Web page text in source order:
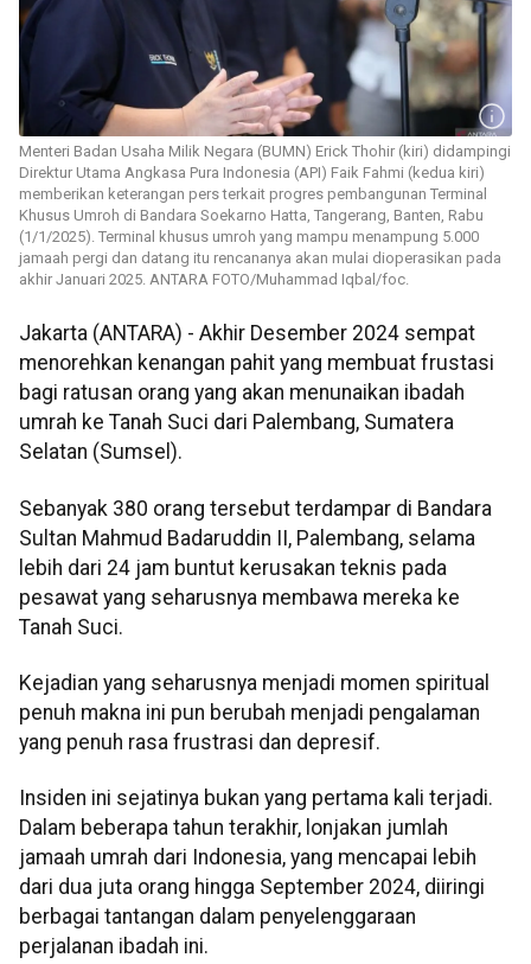
Menteri Badan Usaha Milik Negara (BUMN) Erick Thohir (kiri) didampingi
Direktur Utama Angkasa Pura Indonesia (API) Faik Fahmi (kedua kiri)
memberikan keterangan pers terkait progres pembangunan Terminal
Khusus Umroh di Bandara Soekarno Hatta, Tangerang, Banten, Rabu
(1/1/2025). Terminal khusus umroh yang mampu menampung 5.000
jamaah pergi dan datang itu rencananya akan mulai dioperasikan pada
akhir Januari 2025. ANTARA FOTO/Muhammad Iqbal/foc.
Jakarta (ANTARA) - Akhir Desember 2024 sempat
menorehkan kenangan pahit yang membuat frustasi
bagi ratusan orang yang akan menunaikan ibadah
umrah ke Tanah Suci dari Palembang, Sumatera
Selatan (Sumsel).
Sebanyak 380 orang tersebut terdampar di Bandara
Sultan Mahmud Badaruddin II, Palembang, selama
lebih dari 24 jam buntut kerusakan teknis pada
pesawat yang seharusnya membawa mereka ke
Tanah Suci.
Kejadian yang seharusnya menjadi momen spiritual
penuh makna ini pun berubah menjadi pengalaman
yang penuh rasa frustrasi dan depresif.
Insiden ini sejatinya bukan yang pertama kali terjadi.
Dalam beberapa tahun terakhir, lonjakan jumlah
jamaah umrah dari Indonesia, yang mencapai lebih
dari dua juta orang hingga September 2024, diiringi
berbagai tantangan dalam penyelenggaraan
perjalanan ibadah ini.